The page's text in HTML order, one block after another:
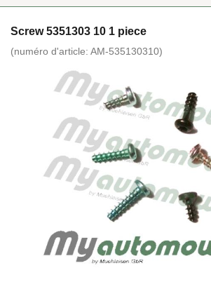
Screw 5351303 10 1 piece
(nu­mé­ro d'ar­ticle: AM-​535130310)